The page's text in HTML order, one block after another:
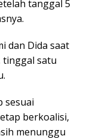
tanggal 5
dan Dida saat
tinggal satu
sesuai
berkoalisi,
menunggu